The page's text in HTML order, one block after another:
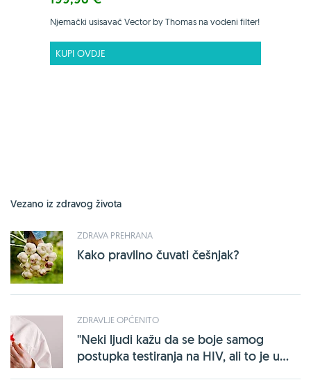
Njemački usisavač Vector by Thomas na vodeni filter!
KUPI OVDJE
Vezano iz zdravog života
ZDRAVA PREHRANA
Kako pravilno čuvati češnjak?
ZDRAVLJE OPĆENITO
''Neki ljudi kažu da se boje samog
postupka testiranja na HIV, ali to je u...